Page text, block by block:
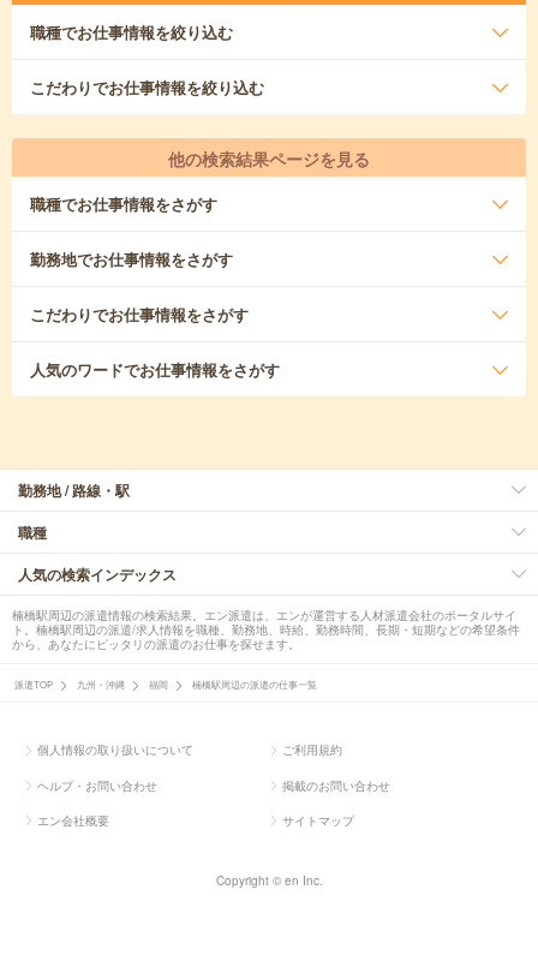
職種でお仕事情報を絞り込む
こだわりでお仕事情報を絞り込む
他の検索結果ページを見る
職種でお仕事情報をさがす
勤務地でお仕事情報をさがす
こだわりでお仕事情報をさがす
人気のワードでお仕事情報をさがす
勤務地 / 路線・駅
職種
人気の検索インデックス
楠橋駅周辺の派遣情報の検索結果。エン派遣は、エンが運営する人材派遣会社のポータルサイ
ト。楠橋駅周辺の派遣/求人情報を職種、勤務地、時給、勤務時間、長期・短期などの希望条件
から、あなたにピッタリの派遣のお仕事を探せます。
派遣TOP 九州・沖縄 福岡 楠橋駅周辺の派遣の仕事一覧
個人情報の取り扱いについて ご利用規約
ヘルプ・お問い合わせ 掲載のお問い合わせ
エン会社概要 サイトマップ
Copyright © en Inc.